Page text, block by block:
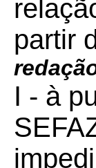
partir
I - à